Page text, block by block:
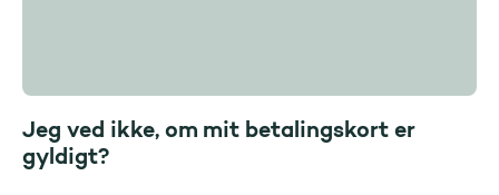
Jeg ved ikke, om mit betalingskort er
gyldigt?